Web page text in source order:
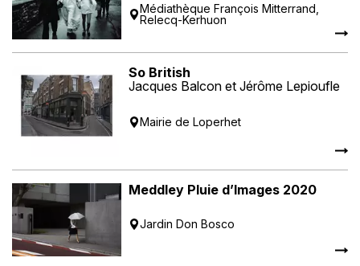
Médiathèque François Mitterrand,
Relecq-Kerhuon
So British
Jacques Balcon et Jérôme Lepioufle
Mairie de Loperhet
Meddley Pluie d’Images 2020
Jardin Don Bosco